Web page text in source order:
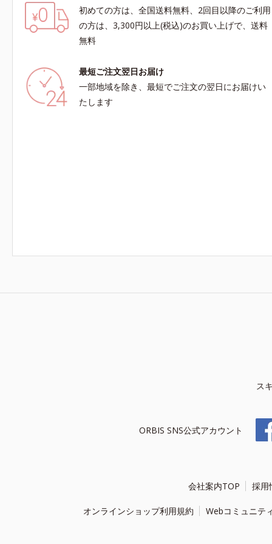
初めての方は、全国送料無料、2回目以降のご利用
の方は、3,300円以上(税込)のお買い上げで、送料
無料
最短ご注文翌日お届け
一部地域を除き、最短でご注文の翌日にお届けい
たします
ス
ORBIS SNS公式アカウント
会社案内TOP 採用
オンラインショップ利用規約 Webコミュニテ